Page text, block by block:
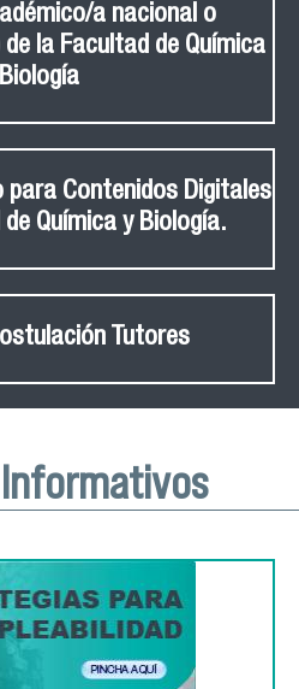
a nacional o
la Facultad de Química
para Contenidos Digitales
Química y Biología.
Tutores